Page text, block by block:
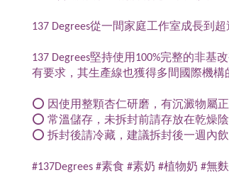
137 Degrees從一間家庭工作室成長到
137 Degrees堅持使用100%完整的非
有要求，其生產線也獲得多間國際機構的
⭕ 因使用整顆杏仁研磨，有沉澱物屬
⭕ 常溫儲存，未拆封前請存放在乾燥
⭕ 拆封後請冷藏，建議拆封後一週內
#137Degrees #素食 #素奶 #植物奶 #無